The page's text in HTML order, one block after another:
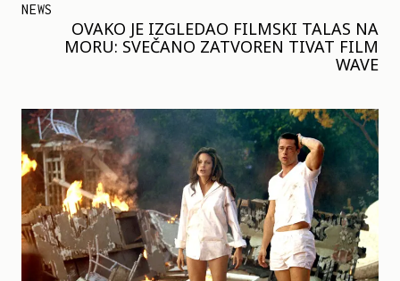
NEWS
OVAKO JE IZGLEDAO FILMSKI TALAS NA
MORU: SVEČANO ZATVOREN TIVAT FILM
WAVE